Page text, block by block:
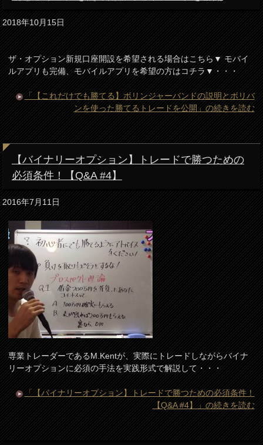
2018年10月15日
ザ・オプション新規口座開設を希望される場合はこちら▼ モバイ
ルアプリも完備、モバイルアプリを希望の方はコチラ▼・・・
「【これだけでも勝てる】ボリンジャーバンドの説明とボリバ
ンを使った勝てるトレードを公開」の続きを読む
【バイナリーオプション】トレードで勝つための
必須条件！【Q&A #4】
2016年7月11日
専業トレーダーであるM.Kentが、実際にトレードしながらバイナ
リーオプションに必須の手法を実践形式で解説して・・・
「【バイナリーオプション】トレードで勝つための必須条件！
【Q&A #4】」の続きを読む